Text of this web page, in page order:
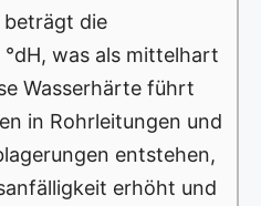
beträgt die
was als mittelhart
Wasserhärte führt
in Rohrleitungen und
entstehen,
erhöht und